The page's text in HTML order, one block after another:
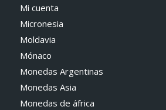
Mi cuenta
Micronesia
Moldavia
Mónaco
Monedas Argentinas
Monedas Asia
Monedas de áfrica